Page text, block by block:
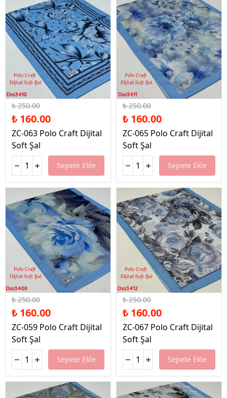
%36 İndirim
₺ 250.00
₺ 160.00
ZC-063 Polo Craft Dijital
Soft Şal
Sepete Ekle
%36 İndirim
₺ 250.00
₺ 160.00
ZC-065 Polo Craft Dijital
Soft Şal
Sepete Ekle
%36 İndirim
₺ 250.00
₺ 160.00
ZC-059 Polo Craft Dijital
Soft Şal
Sepete Ekle
%36 İndirim
₺ 250.00
₺ 160.00
ZC-067 Polo Craft Dijital
Soft Şal
Sepete Ekle